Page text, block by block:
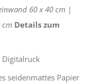
60 x 40 cm |
cm Details zum
Digitalruck
seidenmattes Papier